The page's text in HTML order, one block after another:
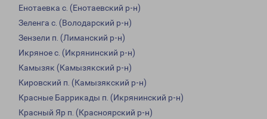
Енотаевка с. (Енотаевский р-н)
Зеленга с. (Володарский р-н)
Зензели п. (Лиманский р-н)
Икряное с. (Икрянинский р-н)
Камызяк (Камызякский р-н)
Кировский п. (Камызякский р-н)
Красные Баррикады п. (Икрянинский р-н)
Красный Яр п. (Красноярский р-н)